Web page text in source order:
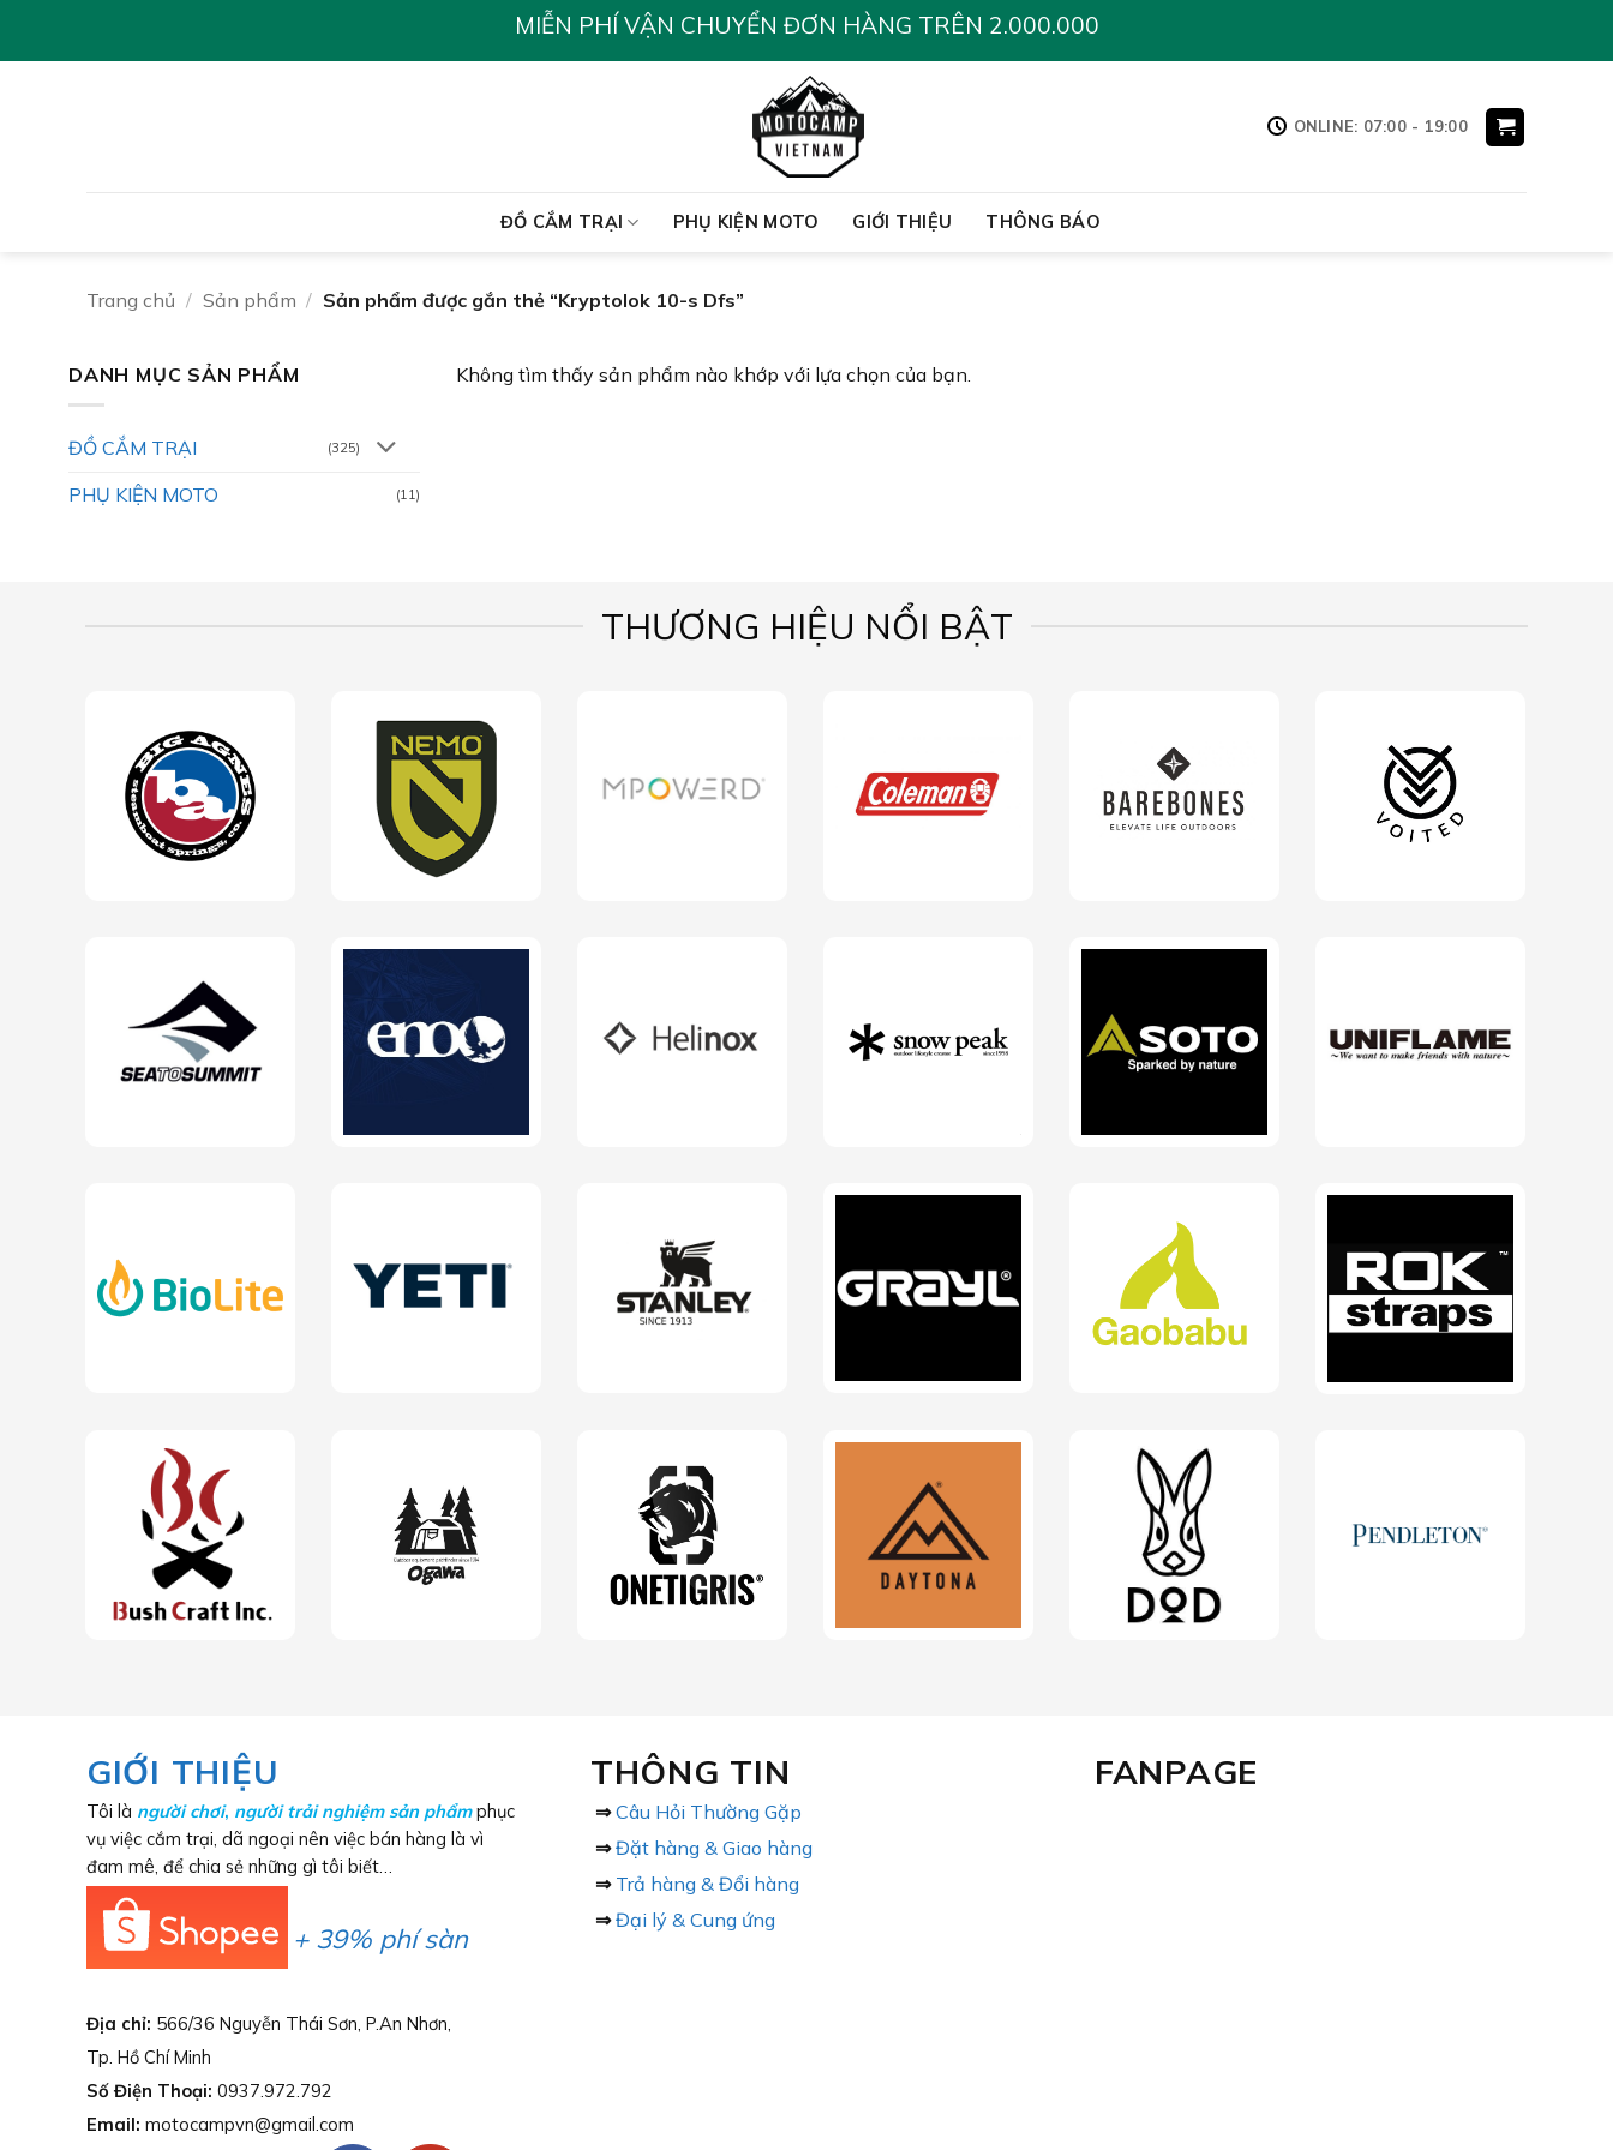
MIỄN PHÍ VẬN CHUYỂN ĐƠN HÀNG TRÊN 2.000.000
ONLINE: 07:00 - 19:00
ĐỒ CẮM TRẠI PHỤ KIỆN MOTO GIỚI THIỆU THÔNG BÁO
Trang chủ / Sản phẩm / Sản phẩm được gắn thẻ “Kryptolok 10-s Dfs”
DANH MỤC SẢN PHẨM
ĐỒ CẮM TRẠI (325)
PHỤ KIỆN MOTO (11)
Không tìm thấy sản phẩm nào khớp với lựa chọn của bạn.
THƯƠNG HIỆU NỔI BẬT
GIỚI THIỆU
Tôi là người chơi, người trải nghiệm sản phẩmphục
vụ việc cắm trại, dã ngoại nên việc bán hàng là vì
đam mê, để chia sẻ những gì tôi biết…
+ 39% phí sàn
Địa chỉ: 566/36 Nguyễn Thái Sơn, P.An Nhơn,
Tp. Hồ Chí Minh
Số Điện Thoại: 0937.972.792
Email: motocampvn@gmail.com
THÔNG TIN
⇒ Câu Hỏi Thường Gặp
⇒ Đặt hàng & Giao hàng
⇒ Trả hàng & Đổi hàng
⇒ Đại lý & Cung ứng
FANPAGE